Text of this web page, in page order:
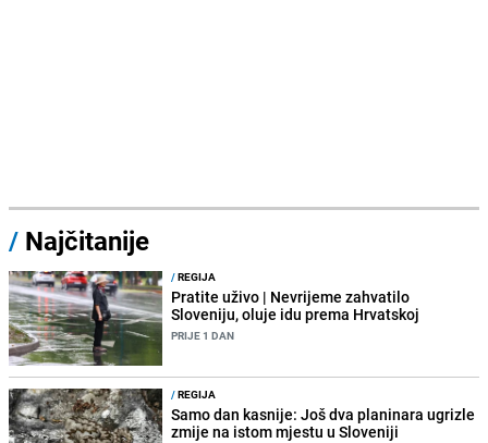
/ Najčitanije
/REGIJA
Pratite uživo | Nevrijeme zahvatilo
Sloveniju, oluje idu prema Hrvatskoj
PRIJE 1 DAN
/REGIJA
Samo dan kasnije: Još dva planinara ugrizle
zmije na istom mjestu u Sloveniji